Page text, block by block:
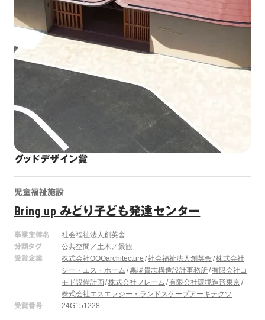
グッドデザイン賞
児童福祉施設
Bring up みどり子ども発達センター
事業主体名
社会福祉法人創英舎
分類タグ
公共空間／土木／景観
受賞企業
株式会社OOOarchitecture 社会福祉法人創英舎 株式会社
シー・エス・ホーム 馬場貴志構造設計事務所 有限会社コ
モド設備計画 株式会社フレーム 有限会社環境造形東京
株式会社エスエフジー・ランドスケープアーキテクツ
受賞番号
24G151228